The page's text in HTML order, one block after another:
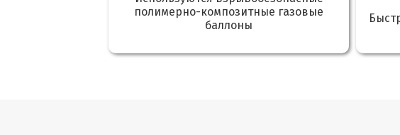
полимерно-композитные газовые
баллоны